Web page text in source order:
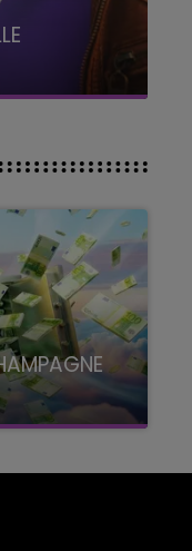
FM, à 8H10